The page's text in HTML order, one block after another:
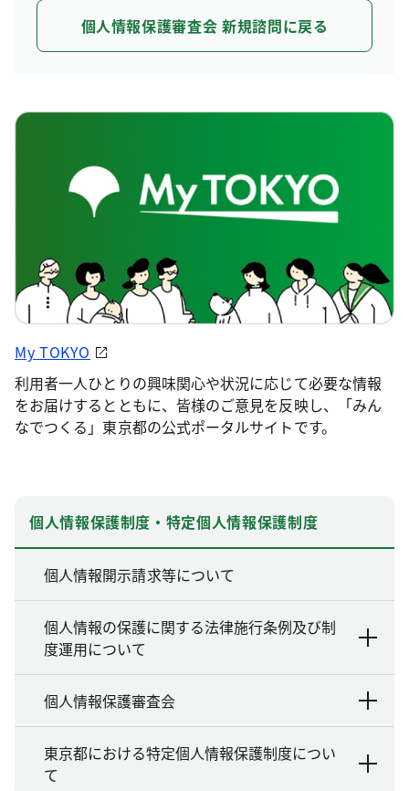
個人情報保護審査会 新規諮問に戻る
My TOKYO
利用者一人ひとりの興味関心や状況に応じて必要な情報
をお届けするとともに、皆様のご意見を反映し、「みん
なでつくる」東京都の公式ポータルサイトです。
個人情報保護制度・特定個人情報保護制度
個人情報開示請求等について
個人情報の保護に関する法律施行条例及び制
度運用について
個人情報保護審査会
東京都における特定個人情報保護制度につい
て